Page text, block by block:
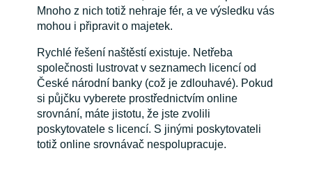
Mnoho z nich totiž nehraje fér, a ve výsledku vás
mohou i připravit o majetek.
Rychlé řešení naštěstí existuje. Netřeba
společnosti lustrovat v seznamech licencí od
České národní banky (což je zdlouhavé). Pokud
si půjčku vyberete prostřednictvím online
srovnání, máte jistotu, že jste zvolili
poskytovatele s licencí. S jinými poskytovateli
totiž online srovnávač nespolupracuje.